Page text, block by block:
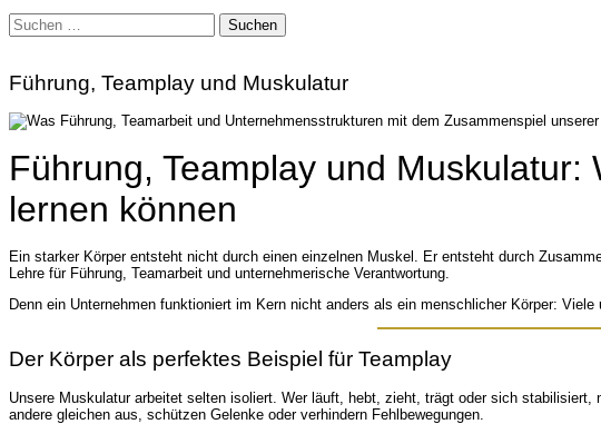
Suchen
nach:
Führung, Teamplay und Muskulatur
Führung, Teamplay und
lernen können
Ein starker Körper entsteht nicht durch einen einzelnen Muskel. Er entsteht durch
Lehre für Führung, Teamarbeit und unternehmerische Verantwortung.
Denn ein Unternehmen funktioniert im Kern nicht anders als ein menschlicher Körper:
Der Körper als perfektes Beispiel für Teamplay
Unsere Muskulatur arbeitet selten isoliert. Wer läuft, hebt, zieht, trägt oder sich
andere gleichen aus, schützen Gelenke oder verhindern Fehlbewegungen.